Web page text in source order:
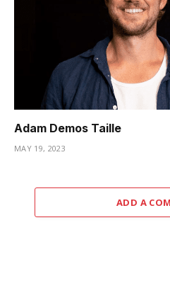
Adam Demos Taille
MAY 19, 2023
ADD A